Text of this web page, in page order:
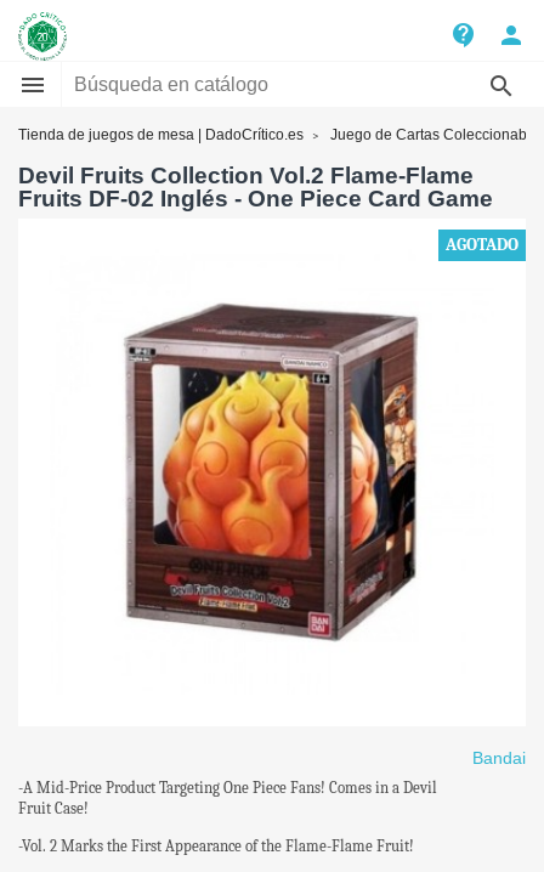
contact_support
person


Tienda de juegos de mesa | DadoCrítico.es Juego de Cartas
Devil Fruits Collection Vol.2 Flame-Flame
Fruits DF-02 Inglés - One Piece Card Game
AGOTADO
Bandai
-A Mid-Price Product Targeting One Piece Fans! Comes in a Devil
Fruit Case!
-Vol. 2 Marks the First Appearance of the Flame-Flame Fruit!